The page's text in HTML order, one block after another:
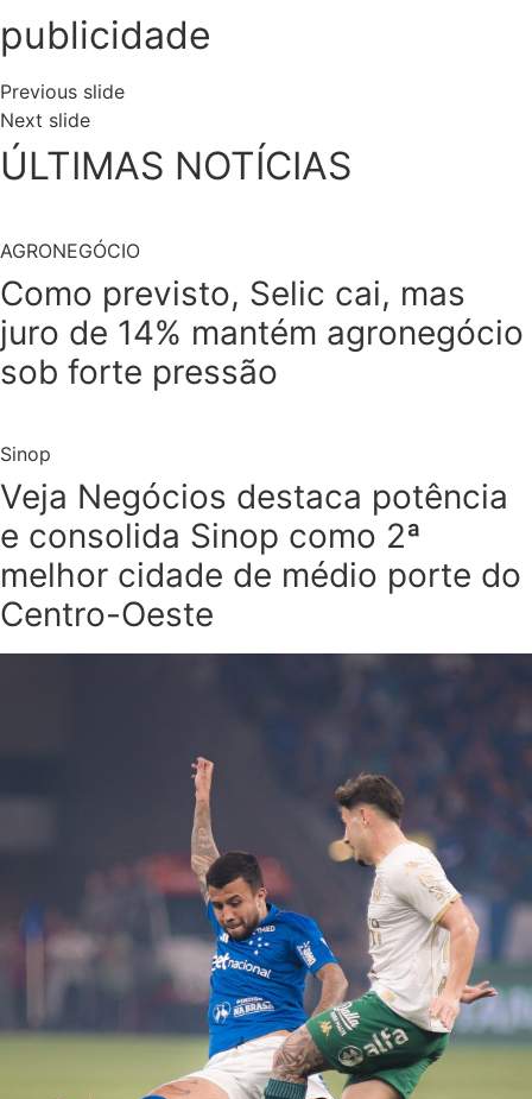
publicidade
Previous slide
Next slide
ÚLTIMAS NOTÍCIAS
AGRONEGÓCIO
Como previsto, Selic cai, mas
juro de 14% mantém agronegócio
sob forte pressão
Sinop
Veja Negócios destaca potência
e consolida Sinop como 2ª
melhor cidade de médio porte do
Centro-Oeste